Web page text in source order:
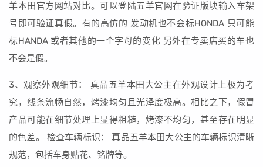
羊本田官方网站对比。可以登陆五羊官网在验证版块输入车架
号即可验证真假。有的高仿的 发动机也不会标HONDA 只可能
标HANDA 或者其他的一个字母的变化 另外在专卖店买的车也
不会是假。
3、观察外观细节： 真品五羊本田大公主在外观设计上极为考
究，线条流畅自然，烤漆均匀且光泽度极高。相比之下，假冒
产品可能在细节处理上显得粗糙，烤漆不均匀，甚至存在明显
的色差。 检查车辆标识： 真品五羊本田大公主的车辆标识清晰
规范，包括车身贴花、铭牌等。